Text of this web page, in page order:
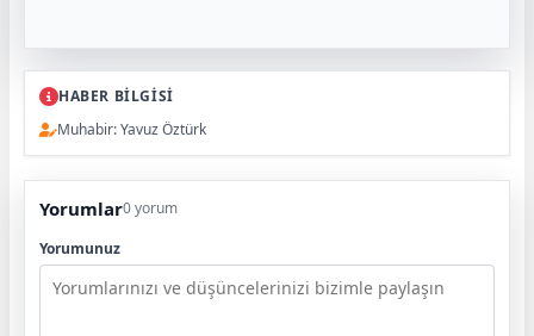
HABER BİLGİSİ
Muhabir: Yavuz Öztürk
Yorumlar0 yorum
Yorumunuz